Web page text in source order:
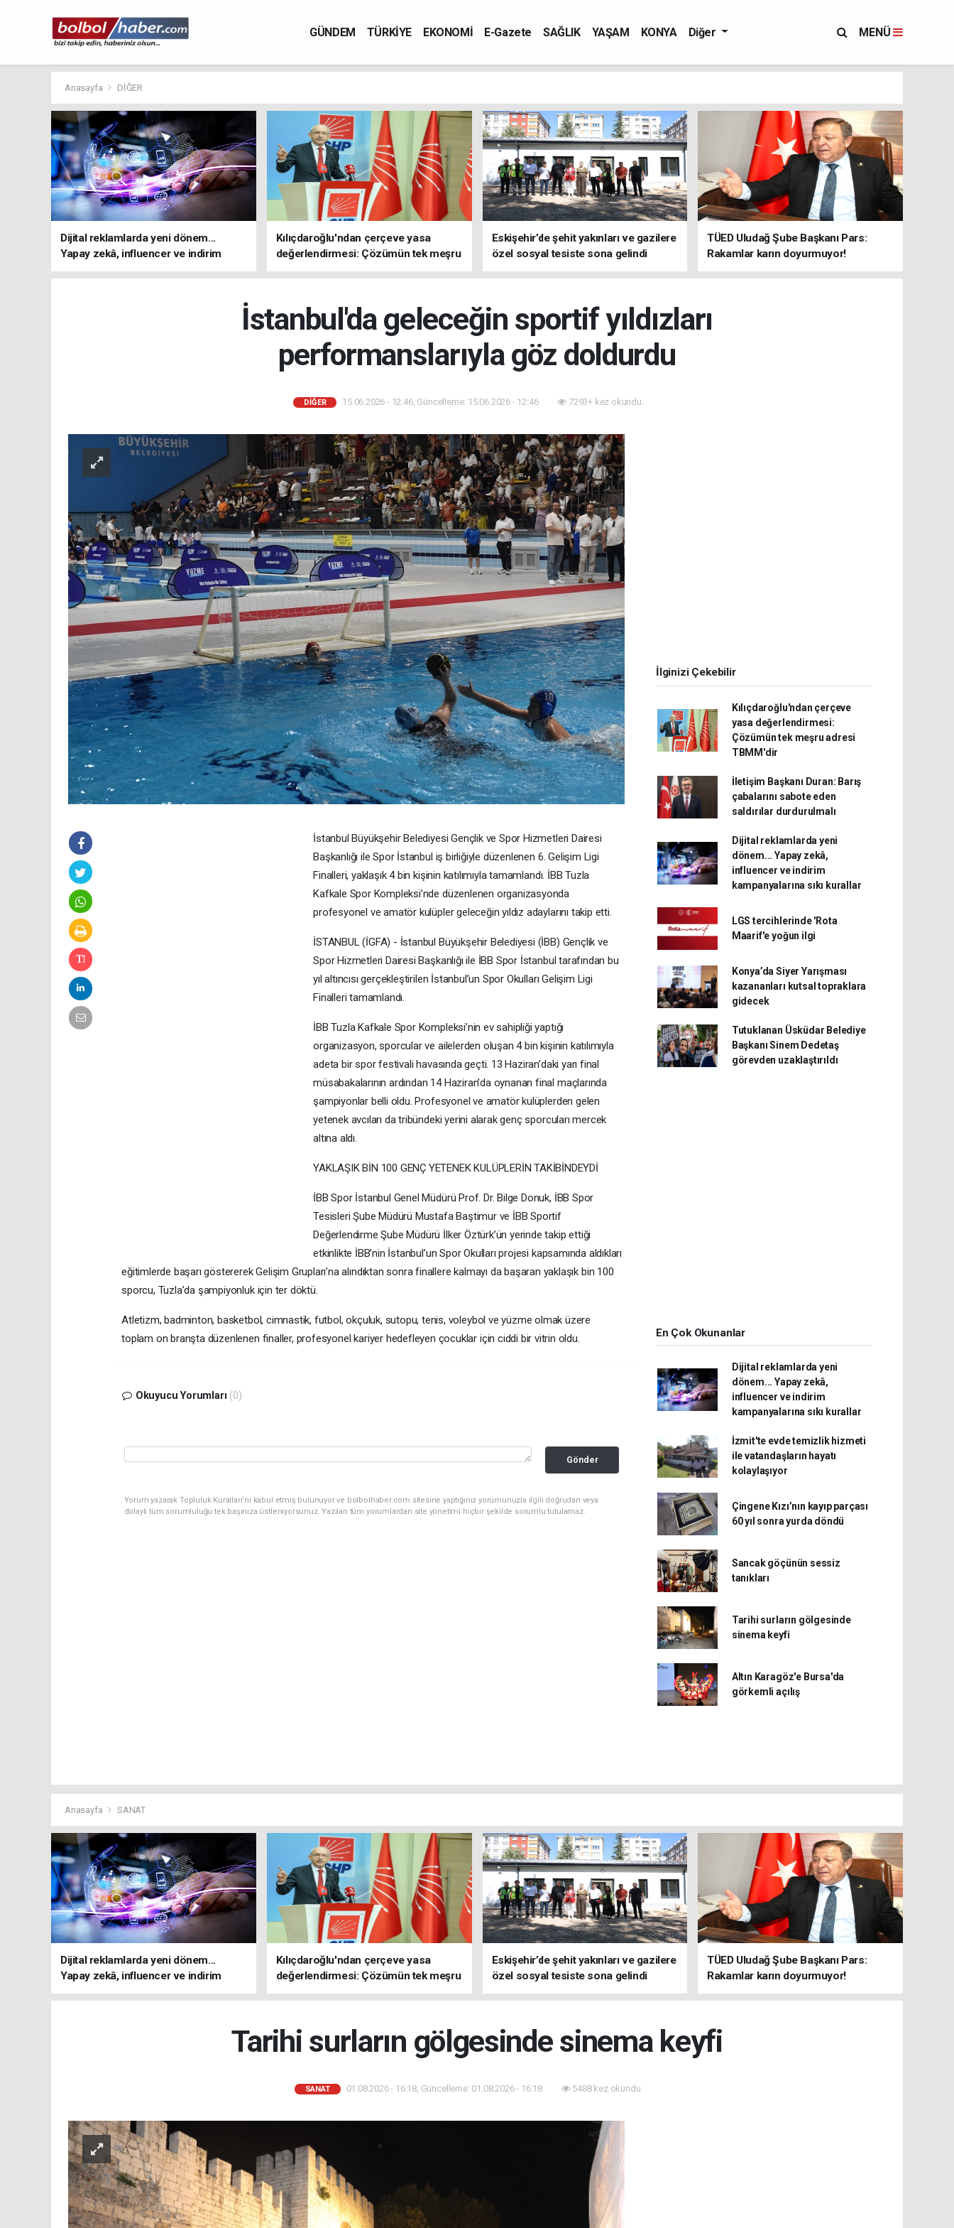
GÜNDEM TÜRKİYE EKONOMİ E-Gazete SAĞLIK YAŞAM KONYA Diğer MENÜ
Anasayfa DİĞER
Dijital reklamlarda yeni dönem...
Yapay zekâ, influencer ve indirim
kampanyalarına sıkı kurallar
Kılıçdaroğlu'ndan çerçeve yasa
değerlendirmesi: Çözümün tek meşru
adresi TBMM'dir
Eskişehir’de şehit yakınları ve gazilere
özel sosyal tesiste sona gelindi
TÜED Uludağ Şube Başkanı Pars:
Rakamlar karın doyurmuyor!
İstanbul'da geleceğin sportif yıldızları
performanslarıyla göz doldurdu
DİĞER 15.06.2026 - 12:46, Güncelleme: 15.06.2026 - 12:46 7293+ kez okundu.
İstanbul Büyükşehir Belediyesi Gençlik ve Spor Hizmetleri Dairesi
Başkanlığı ile Spor İstanbul iş birliğiyle düzenlenen 6. Gelişim Ligi
Finalleri, yaklaşık 4 bin kişinin katılımıyla tamamlandı. İBB Tuzla
Kafkale Spor Kompleksi’nde düzenlenen organizasyonda
profesyonel ve amatör kulüpler geleceğin yıldız adaylarını takip etti.
İSTANBUL (İGFA) - İstanbul Büyükşehir Belediyesi (İBB) Gençlik ve
Spor Hizmetleri Dairesi Başkanlığı ile İBB Spor İstanbul tarafından bu
yıl altıncısı gerçekleştirilen İstanbul’un Spor Okulları Gelişim Ligi
Finalleri tamamlandı.
İBB Tuzla Kafkale Spor Kompleksi’nin ev sahipliği yaptığı
organizasyon, sporcular ve ailelerden oluşan 4 bin kişinin katılımıyla
adeta bir spor festivali havasında geçti. 13 Haziran’daki yarı final
müsabakalarının ardından 14 Haziran’da oynanan final maçlarında
şampiyonlar belli oldu. Profesyonel ve amatör kulüplerden gelen
yetenek avcıları da tribündeki yerini alarak genç sporcuları mercek
altına aldı.
YAKLAŞIK BİN 100 GENÇ YETENEK KULÜPLERİN TAKİBİNDEYDİ
İBB Spor İstanbul Genel Müdürü Prof. Dr. Bilge Donuk, İBB Spor
Tesisleri Şube Müdürü Mustafa Baştimur ve İBB Sportif
Değerlendirme Şube Müdürü İlker Öztürk’ün yerinde takip ettiği
etkinlikte İBB’nin İstanbul’un Spor Okulları projesi kapsamında aldıkları
eğitimlerde başarı göstererek Gelişim Grupları’na alındıktan sonra finallere kalmayı da başaran yaklaşık bin 100
sporcu, Tuzla’da şampiyonluk için ter döktü.
Atletizm, badminton, basketbol, cimnastik, futbol, okçuluk, sutopu, tenis, voleybol ve yüzme olmak üzere
toplam on branşta düzenlenen finaller, profesyonel kariyer hedefleyen çocuklar için ciddi bir vitrin oldu.
Okuyucu Yorumları (0)
Gönder
Yorum yazarak Topluluk Kuralları’nı kabul etmiş bulunuyor ve bolbolhaber.com sitesine yaptığınız yorumunuzla ilgili doğrudan veya
dolaylı tüm sorumluluğu tek başınıza üstleniyorsunuz. Yazılan tüm yorumlardan site yönetimi hiçbir şekilde sorumlu tutulamaz.
İlginizi Çekebilir
Kılıçdaroğlu'ndan çerçeve
yasa değerlendirmesi:
Çözümün tek meşru adresi
TBMM'dir
İletişim Başkanı Duran: Barış
çabalarını sabote eden
saldırılar durdurulmalı
Dijital reklamlarda yeni
dönem... Yapay zekâ,
influencer ve indirim
kampanyalarına sıkı kurallar
LGS tercihlerinde 'Rota
Maarif'e yoğun ilgi
Konya’da Siyer Yarışması
kazananları kutsal topraklara
gidecek
Tutuklanan Üsküdar Belediye
Başkanı Sinem Dedetaş
görevden uzaklaştırıldı
En Çok Okunanlar
Dijital reklamlarda yeni
dönem... Yapay zekâ,
influencer ve indirim
kampanyalarına sıkı kurallar
İzmit'te evde temizlik hizmeti
ile vatandaşların hayatı
kolaylaşıyor
Çingene Kızı’nın kayıp parçası
60 yıl sonra yurda döndü
Sancak göçünün sessiz
tanıkları
Tarihi surların gölgesinde
sinema keyfi
Altın Karagöz'e Bursa'da
görkemli açılış
Anasayfa SANAT
Dijital reklamlarda yeni dönem...
Yapay zekâ, influencer ve indirim
kampanyalarına sıkı kurallar
Kılıçdaroğlu'ndan çerçeve yasa
değerlendirmesi: Çözümün tek meşru
adresi TBMM'dir
Eskişehir’de şehit yakınları ve gazilere
özel sosyal tesiste sona gelindi
TÜED Uludağ Şube Başkanı Pars:
Rakamlar karın doyurmuyor!
Tarihi surların gölgesinde sinema keyfi
SANAT 01.08.2026 - 16:18, Güncelleme: 01.08.2026 - 16:18 5488 kez okundu.